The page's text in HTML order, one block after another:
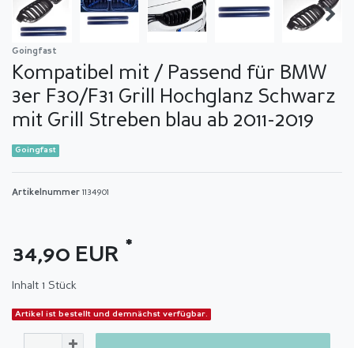
Goingfast
Kompatibel mit / Passend für BMW
3er F30/F31 Grill Hochglanz Schwarz
mit Grill Streben blau ab 2011-2019
Goingfast
Artikelnummer 1134901
34,90 EUR *
Inhalt 1 Stück
Artikel ist bestellt und demnächst verfügbar.